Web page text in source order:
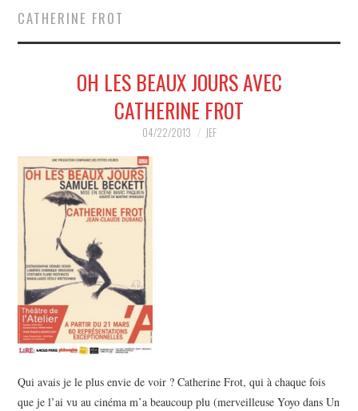
MUSIQUE
HUMOUR
HORS SCÈNE
PROPOSER UN SPECTACLE
CATHERINE FROT
OH LES BEAUX JOURS AVEC
CATHERINE FROT
04/22/2013 JEF
Qui avais je le plus envie de voir ? Catherine Frot, qui à chaque fois
que je l’ai vu au cinéma m’a beaucoup plu (merveilleuse Yoyo dans Un